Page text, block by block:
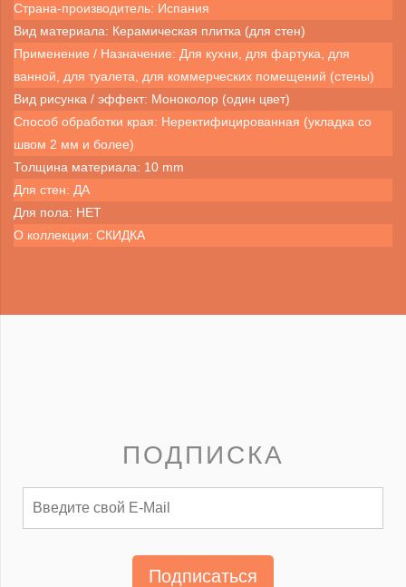
Страна-производитель: Испания
Вид материала: Керамическая плитка (для стен)
Применение / Назначение: Для кухни, для фартука, для
ванной, для туалета, для коммерческих помещений (стены)
Вид рисунка / эффект: Моноколор (один цвет)
Способ обработки края: Неректифицированная (укладка со
швом 2 мм и более)
Толщина материала: 10 mm
Для стен: ДА
Для пола: НЕТ
О коллекции: СКИДКА
ПОДПИСКА
Подписаться